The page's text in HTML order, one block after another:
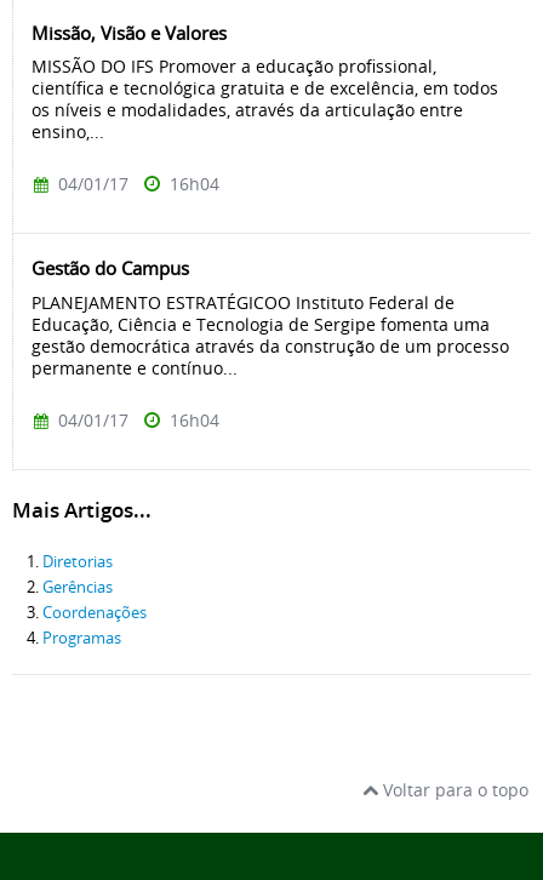
Missão, Visão e Valores
MISSÃO DO IFS Promover a educação profissional,
científica e tecnológica gratuita e de excelência, em todos
os níveis e modalidades, através da articulação entre
ensino,...
04/01/17 16h04
Gestão do Campus
PLANEJAMENTO ESTRATÉGICOO Instituto Federal de
Educação, Ciência e Tecnologia de Sergipe fomenta uma
gestão democrática através da construção de um processo
permanente e contínuo...
04/01/17 16h04
Mais Artigos...
Diretorias
Gerências
Coordenações
Programas
Voltar para o topo